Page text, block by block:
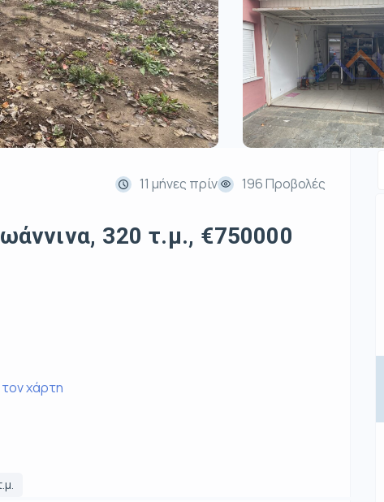
11 μήνες πρίν 196 Προβολές
320 τ.μ., €750000
τον χάρτη